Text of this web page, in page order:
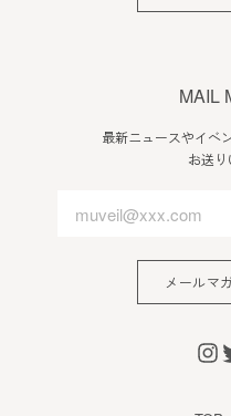
MAIL
最新ニュースやイベ
お送り
メールマ